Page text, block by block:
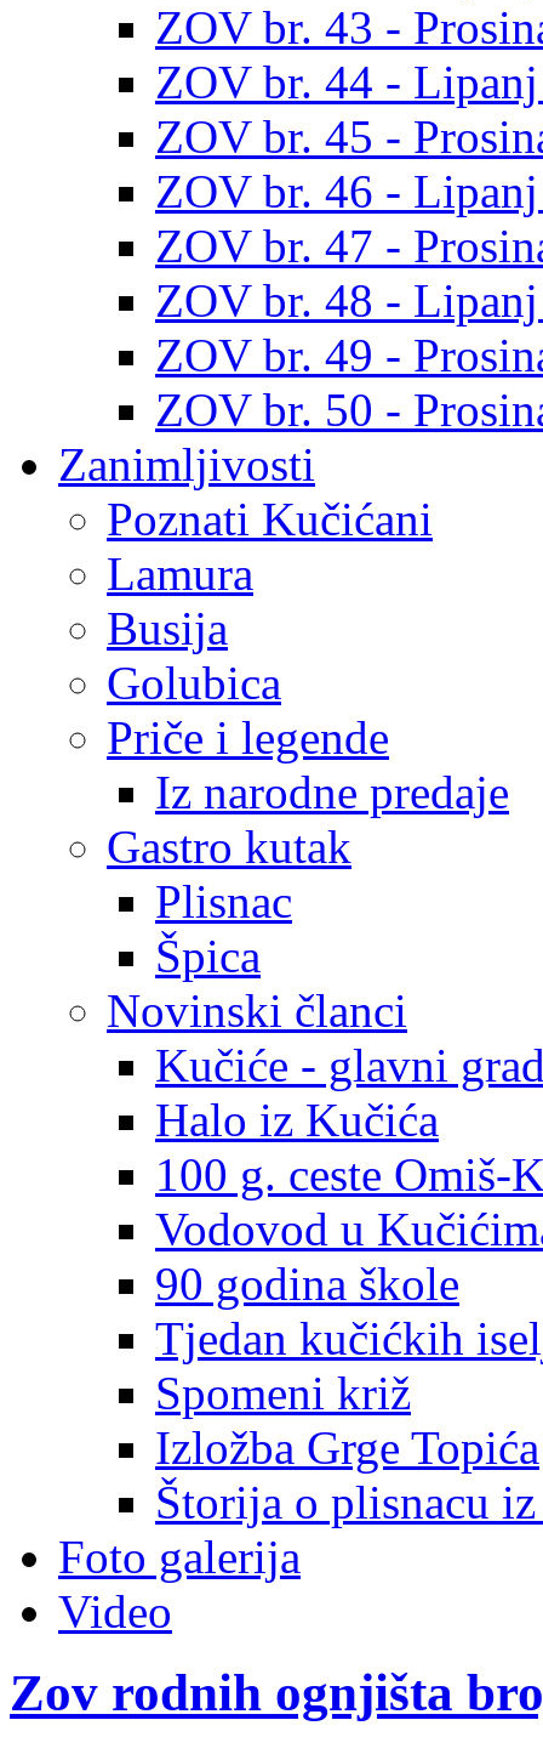
ZOV br. 43 -
ZOV br. 44 -
ZOV br. 45 -
ZOV br. 46 -
ZOV br. 47 -
ZOV br. 48 -
ZOV br. 49 -
ZOV br. 50 -
Zanimljivosti
Poznati Kučićani
Lamura
Busija
Golubica
Priče i legende
Iz narodne predaje
Gastro kutak
Plisnac
Špica
Novinski članci
Kučiće - glavni
Halo iz Kučića
100 g. ceste Omiš-
Vodovod u
90 godina škole
Tjedan kučićkih
Spomeni križ
Izložba Grge Topića
Štorija o plisnacu
Foto galerija
Video
Zov rodnih ognjišta